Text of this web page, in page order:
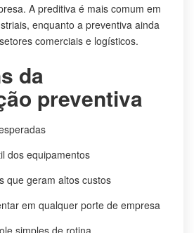
A preditiva é mais comum em
enquanto a preventiva ainda
comerciais e logísticos.
da
preventiva
dos equipamentos
que geram altos custos
em qualquer porte de empresa
simples de rotina